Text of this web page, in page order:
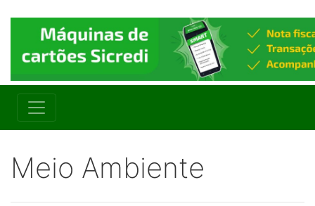
Meio Ambiente